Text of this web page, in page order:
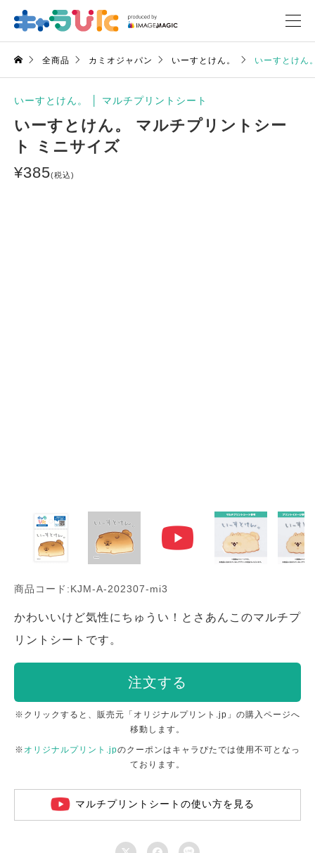
全商品 カミオジャパン いーすとけん。 いーすとけん
いーすとけん。 マルチプリントシート
いーすとけん。 マルチプリントシー
ト ミニサイズ
¥385(税込)
商品コード:KJM-A-202307-mi3
かわいいけど気性にちゅうい！とさあんこのマルチプ
リントシートです。
注文する
※クリックすると、販売元「オリジナルプリント.jp」の購入ページへ
移動します。
※ オリジナルプリント.jpのクーポンはキャラぴたでは使用不可となっ
ております。
マルチプリントシートの使い方を見る